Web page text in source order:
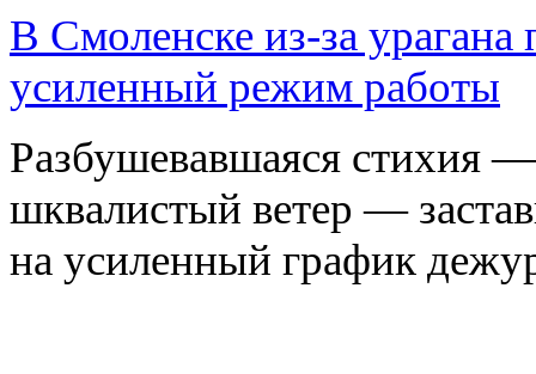
В Смоленске из-за
усиленный режим работы
Разбушевавшаяся стихия
шквалистый ветер —
на усиленный график